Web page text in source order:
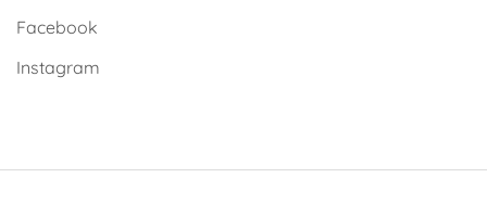
Facebook
Instagram